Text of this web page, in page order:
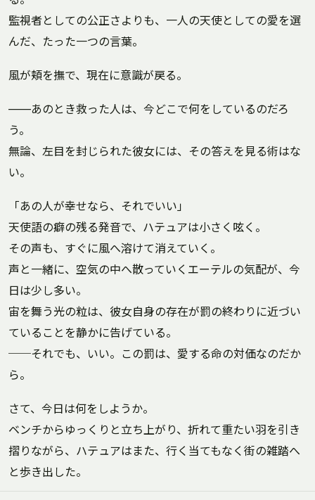
監視者としての公正さよりも、一人の天使としての愛を選
んだ、たった一つの言葉。
風が頬を撫で、現在に意識が戻る。
——あのとき救った人は、今どこで何をしているのだろ
う。
無論、左目を封じられた彼女には、その答えを見る術はな
い。
「あの人が幸せなら、それでいい」
天使語の癖の残る発音で、ハテュアは小さく呟く。
その声も、すぐに風へ溶けて消えていく。
声と一緒に、空気の中へ散っていくエーテルの気配が、今
日は少し多い。
宙を舞う光の粒は、彼女自身の存在が罰の終わりに近づい
ていることを静かに告げている。
──それでも、いい。この罰は、愛する命の対価なのだか
ら。
さて、今日は何をしようか。
ベンチからゆっくりと立ち上がり、折れて重たい羽を引き
摺りながら、ハテュアはまた、行く当てもなく街の雑踏へ
と歩き出した。